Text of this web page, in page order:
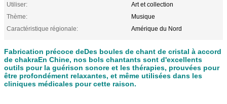
Utiliser:
Art et collection
Thème:
Musique
Caractéristique régionale:
Amérique du Nord
Fabrication précoce deDes boules de chant de cristal à accord
de chakraEn Chine, nos bols chantants sont d'excellents
outils pour la guérison sonore et les thérapies, prouvées pour
être profondément relaxantes, et même utilisées dans les
cliniques médicales pour cette raison.